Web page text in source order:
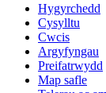
Hygyrchedd
Cysylltu
Cwcis
Argyfyngau
Preifatrwydd
Map safle